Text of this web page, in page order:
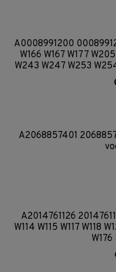
A0008991200
W166 W167 W177
W243 W247 W253
A2068857401
A2014761126
W114 W115 W117 W118